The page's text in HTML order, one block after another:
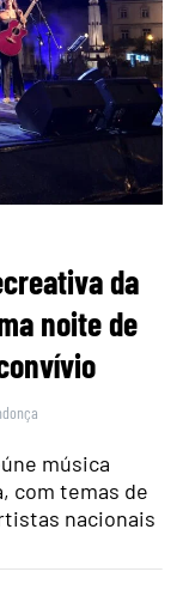
da
noite de
música
com temas de
nacionais